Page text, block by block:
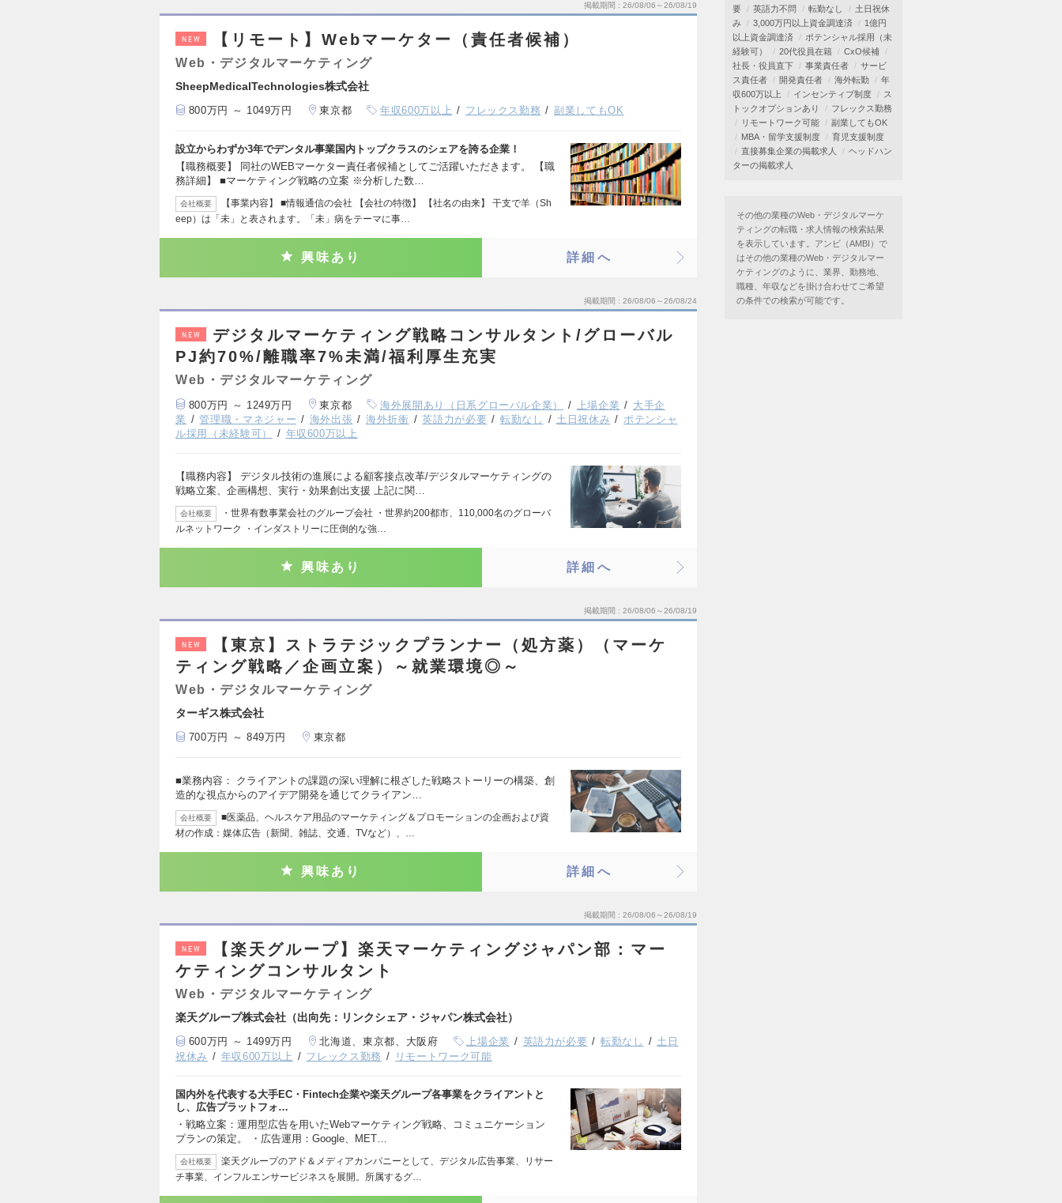
掲載期間 26/08/06～26/08/19
NEW 【リモート】Webマーケター（責任者候補）
Web・デジタルマーケティング
SheepMedicalTechnologies株式会社
800万円 ～ 1049万円 東京都 年収600万以上 フレックス勤務 副業してもOK
設立からわずか3年でデンタル事業国内トップクラスのシェアを誇る企業！
【職務概要】 同社のWEBマーケター責任者候補としてご活躍いただきます。 【職
務詳細】 ■マーケティング戦略の立案 ※分析した数…
会社概要
【事業内容】 ■情報通信の会社 【会社の特徴】 【社名の由来】 干支で羊（Sh
eep）は「未」と表されます。「未」病をテーマに事…
興味あり 詳細へ
掲載期間 26/08/06～26/08/24
NEW
デジタルマーケティング戦略コンサルタント/グローバル
PJ約70%/離職率7%未満/福利厚生充実
Web・デジタルマーケティング
800万円 ～ 1249万円 東京都 海外展開あり（日系グローバル企業） 上場企業
大手企
業
管理職・マネジャー 海外出張 海外折衝 英語力が必要 転勤なし 土日祝休み
ポテンシャ
ル採用（未経験可）
年収600万以上
【職務内容】 デジタル技術の進展による顧客接点改革/デジタルマーケティングの
戦略立案、企画構想、実行・効果創出支援 上記に関…
会社概要
・世界有数事業会社のグループ会社 ・世界約200都市、110,000名のグローバ
ルネットワーク ・インダストリーに圧倒的な強…
興味あり 詳細へ
掲載期間 26/08/06～26/08/19
NEW
【東京】ストラテジックプランナー（処方薬）（マーケ
ティング戦略／企画立案）～就業環境◎～
Web・デジタルマーケティング
ターギス株式会社
700万円 ～ 849万円 東京都
■業務内容： クライアントの課題の深い理解に根ざした戦略ストーリーの構築、創
造的な視点からのアイデア開発を通じてクライアン…
会社概要
■医薬品、ヘルスケア用品のマーケティング＆プロモーションの企画および資
材の作成：媒体広告（新聞、雑誌、交通、TVなど）、…
興味あり 詳細へ
掲載期間 26/08/06～26/08/19
NEW
【楽天グループ】楽天マーケティングジャパン部：マー
ケティングコンサルタント
Web・デジタルマーケティング
楽天グループ株式会社（出向先：リンクシェア・ジャパン株式会社）
600万円 ～ 1499万円 北海道、東京都、大阪府 上場企業 英語力が必要 転勤なし
土日
祝休み
年収600万以上 フレックス勤務 リモートワーク可能
国内外を代表する大手EC・Fintech企業や楽天グループ各事業をクライアントと
し、広告プラットフォ…
・戦略立案：運用型広告を用いたWebマーケティング戦略、コミュニケーション
プランの策定。 ・広告運用：Google、MET…
会社概要
楽天グループのアド＆メディアカンパニーとして、デジタル広告事業、リサー
チ事業、インフルエンサービジネスを展開。所属するグ…
要
英語力不問 転勤なし
土日祝休
み
3,000万円以上資金調達済
1億円
以上資金調達済
ポテンシャル採用（未
経験可）
20代役員在籍
CxO候補
社長・役員直下
事業責任者
サービ
ス責任者
開発責任者 海外転勤
年
収600万以上
インセンティブ制度
ス
トックオプションあり
フレックス勤務
リモートワーク可能
副業してもOK
MBA・留学支援制度
育児支援制度
直接募集企業の掲載求人
ヘッドハン
ターの掲載求人
その他の業種のWeb・デジタルマーケ
ティングの転職・求人情報の検索結果
を表示しています。アンビ（AMBI）で
はその他の業種のWeb・デジタルマー
ケティングのように、業界、勤務地、
職種、年収などを掛け合わせてご希望
の条件での検索が可能です。